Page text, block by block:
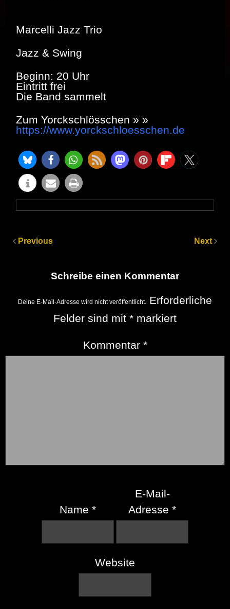
Marcelli Jazz Trio
Jazz & Swing
Beginn: 20 Uhr
Eintritt frei
Die Band sammelt
Zum Yorckschlösschen » »
https://www.yorckschloesschen.de
Previous Next
Schreibe einen Kommentar
Deine E-Mail-Adresse wird nicht veröffentlicht. Erforderliche
Felder sind mit * markiert
Kommentar *
Name *
E-Mail-
Adresse*
Website